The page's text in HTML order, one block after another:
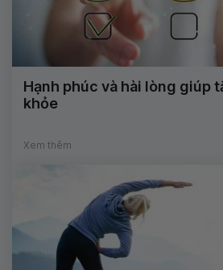
Hạnh phúc và hài lòng giúp
khỏe
Xem thêm